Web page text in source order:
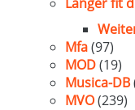
Mfa(97)
MOD(19)
Musica-DB
MVO(239)